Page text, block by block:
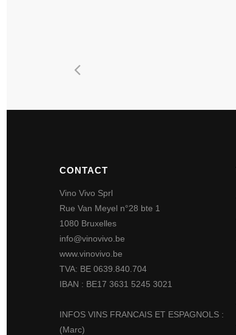
CONTACT
Vino Vivo Sprl
Rue Van Meyel n°28 bte 1
1080 Bruxelles
info@vinovivo.be
www.vinovivo.be
TVA: BE 0639.840.704
IBAN : BE17 3631 5245 3021
INFOS VINS FRANCAIS ET ESPAGNOLS :
(Marc)